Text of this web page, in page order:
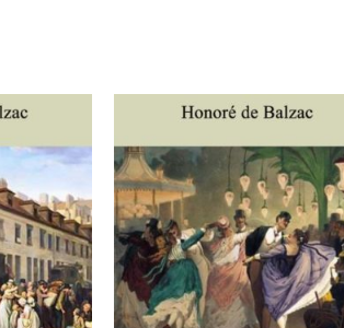
/
AJOUTER AU PANIER
/
DÉTAILS